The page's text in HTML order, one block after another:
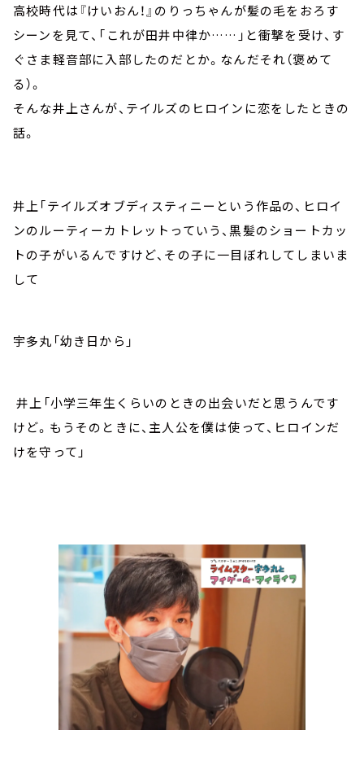
高校時代は『けいおん！』のりっちゃんが髪の毛をおろす
シーンを見て、「これが田井中律か……」と衝撃を受け、す
ぐさま軽音部に入部したのだとか。なんだそれ（褒めて
る）。
そんな井上さんが、テイルズのヒロインに恋をしたときの
話。
井上「テイルズオブディスティニーという作品の、ヒロイ
ンのルーティーカトレットっていう、黒髪のショートカッ
トの子がいるんですけど、その子に一目ぼれしてしまいま
して
宇多丸「幼き日から」
井上「小学三年生くらいのときの出会いだと思うんです
けど。もうそのときに、主人公を僕は使って、ヒロインだ
けを守って」